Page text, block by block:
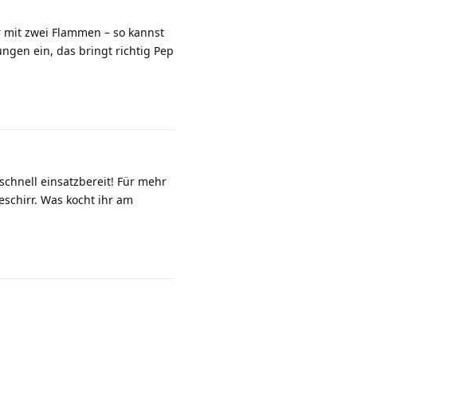
zwei Flammen – so kannst
ein, das bringt richtig Pep
einsatzbereit! Für mehr
Was kocht ihr am